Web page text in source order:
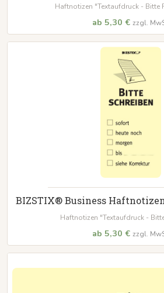
Haftnotizen "Textaufdruck - Bitte
ab 5,30 € zzgl.
BIZSTIX® Business
Haftnotizen "Textaufdruck -
ab 5,30 € zzgl.